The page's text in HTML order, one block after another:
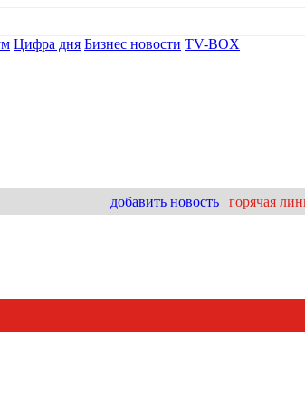
Цифра дня Бизнес новости TV-BOX
добавить новость | горячая